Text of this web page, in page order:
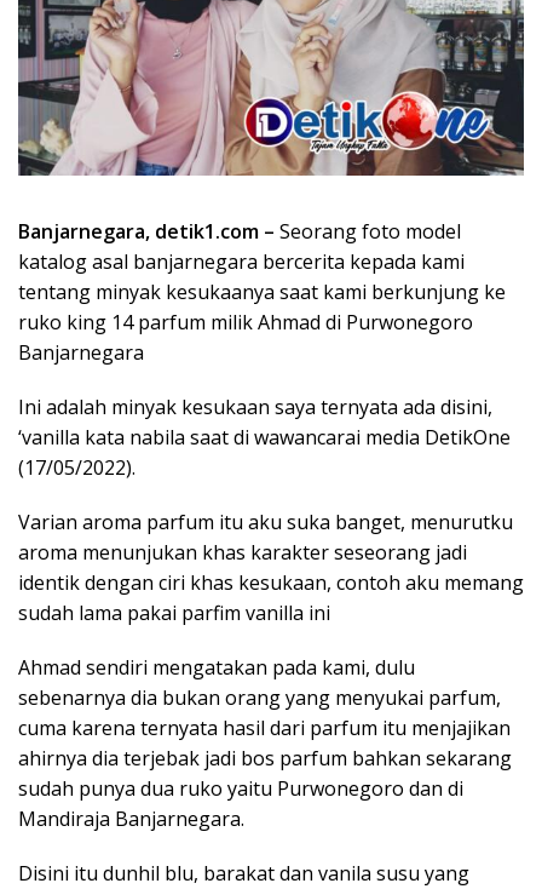
Banjarnegara, detik1.com – Seorang foto model
katalog asal banjarnegara bercerita kepada kami
tentang minyak kesukaanya saat kami berkunjung ke
ruko king 14 parfum milik Ahmad di Purwonegoro
Banjarnegara
Ini adalah minyak kesukaan saya ternyata ada disini,
‘vanilla kata nabila saat di wawancarai media DetikOne
(17/05/2022).
Varian aroma parfum itu aku suka banget, menurutku
aroma menunjukan khas karakter seseorang jadi
identik dengan ciri khas kesukaan, contoh aku memang
sudah lama pakai parfim vanilla ini
Ahmad sendiri mengatakan pada kami, dulu
sebenarnya dia bukan orang yang menyukai parfum,
cuma karena ternyata hasil dari parfum itu menjajikan
ahirnya dia terjebak jadi bos parfum bahkan sekarang
sudah punya dua ruko yaitu Purwonegoro dan di
Mandiraja Banjarnegara.
Disini itu dunhil blu, barakat dan vanila susu yang